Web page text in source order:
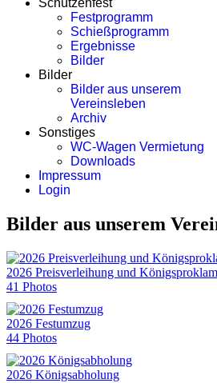
Schützenfest
Festprogramm
Schießprogramm
Ergebnisse
Bilder
Bilder
Bilder aus unserem
Vereinsleben
Archiv
Sonstiges
WC-Wagen Vermietung
Downloads
Impressum
Login
Bilder aus unserem
2026 Preisverleihung und
41 Photos
2026 Festumzug
44 Photos
2026 Königsabholung